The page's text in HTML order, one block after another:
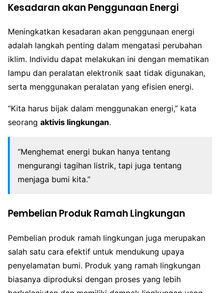
Kesadaran akan Penggunaan Energi
Meningkatkan kesadaran akan penggunaan energi
adalah langkah penting dalam mengatasi perubahan
iklim. Individu dapat melakukan ini dengan mematikan
lampu dan peralatan elektronik saat tidak digunakan,
serta menggunakan peralatan yang efisien energi.
“Kita harus bijak dalam menggunakan energi,” kata
seorang aktivis lingkungan.
“Menghemat energi bukan hanya tentang
mengurangi tagihan listrik, tapi juga tentang
menjaga bumi kita.”
Pembelian Produk Ramah Lingkungan
Pembelian produk ramah lingkungan juga merupakan
salah satu cara efektif untuk mendukung upaya
penyelamatan bumi. Produk yang ramah lingkungan
biasanya diproduksi dengan proses yang lebih